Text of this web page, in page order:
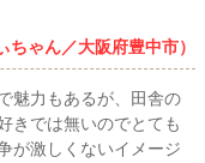
ちゃん／大阪府豊中市）
魅力もあるが、田舎の
きでは無いのでとても
が激しくないイメージ